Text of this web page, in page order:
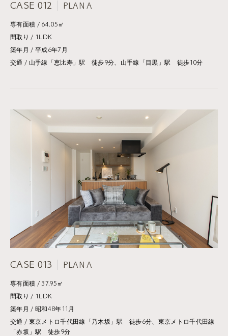
CASE 012 PLAN A
専有面積 / 64.05㎡
間取り / 1LDK
築年月 / 平成6年7月
交通 / 山手線「恵比寿」駅 徒歩9分、山手線「目黒」駅 徒歩10分
CASE 013 PLAN A
専有面積 / 37.95㎡
間取り / 1LDK
築年月 / 昭和48年11月
交通 / 東京メトロ千代田線「乃木坂」駅 徒歩6分、東京メトロ千代田線
「赤坂」駅 徒歩9分